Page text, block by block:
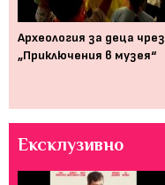
Археология за деца чрез
„Приключения в музея“
Ексклузивно